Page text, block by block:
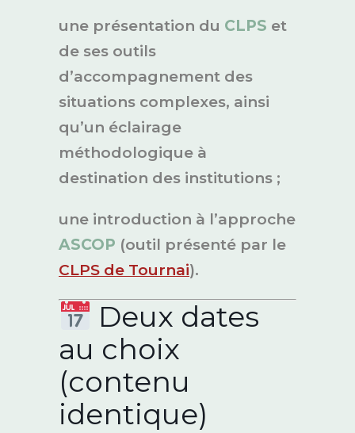
une présentation du CLPS et
de ses outils
d’accompagnement des
situations complexes, ainsi
qu’un éclairage
méthodologique à
destination des institutions ;
une introduction à l’approche
ASCOP (outil présenté par le
CLPS de Tournai).
Deux dates
au choix
(contenu
identique)